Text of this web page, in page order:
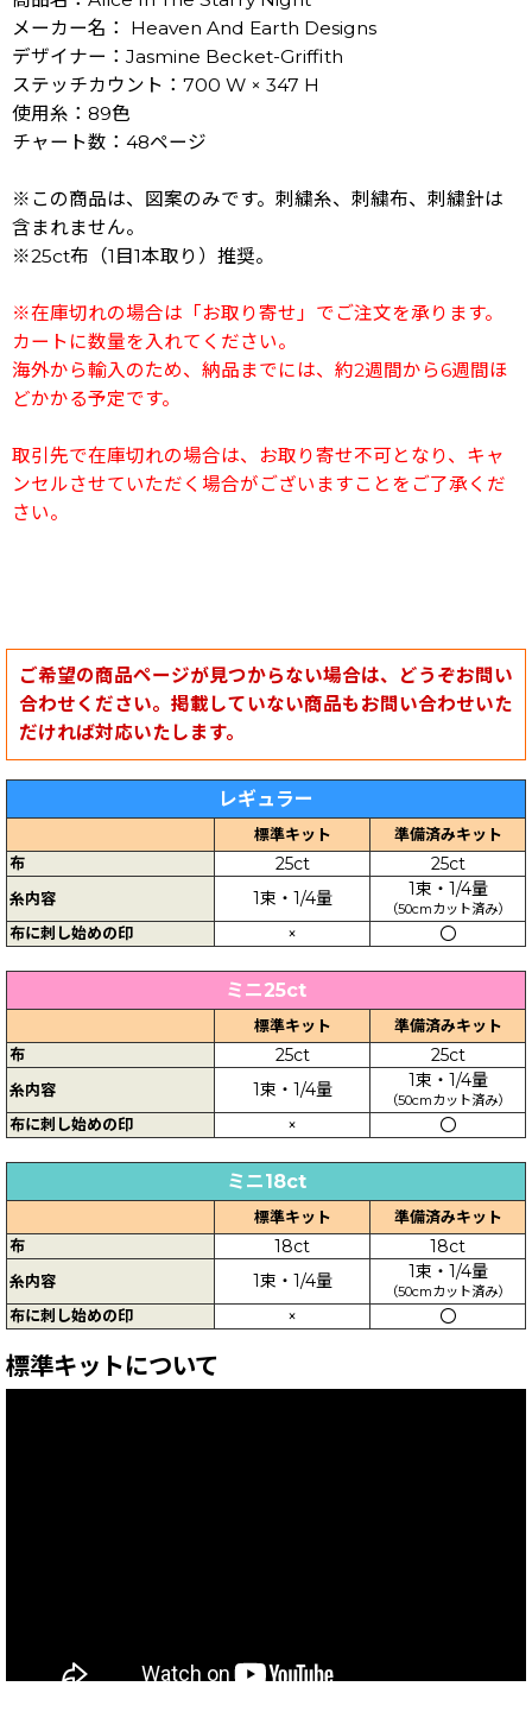
メーカー名： Heaven And Earth Designs
デザイナー：Jasmine Becket-Griffith
ステッチカウント：700 W × 347 H
使用糸：89色
チャート数：48ページ
※この商品は、図案のみです。刺繍糸、刺繍布、刺繍針は
含まれません。
※25ct布（1目1本取り）推奨。
※在庫切れの場合は「お取り寄せ」でご注文を承ります。
カートに数量を入れてください。
海外から輸入のため、納品までには、約2週間から6週間ほ
どかかる予定です。
取引先で在庫切れの場合は、お取り寄せ不可となり、キャ
ンセルさせていただく場合がございますことをご了承くだ
さい。
ご希望の商品ページが見つからない場合は、どうぞお問い
合わせください。掲載していない商品もお問い合わせいた
だければ対応いたします。
レギュラー
標準キット
準備済みキット
布
25ct 25ct
糸内容 1束・1/4量 1束・1/4量
（50cmカット済み）
布に刺し始めの印 × 〇
ミニ25ct
標準キット
準備済みキット
布
25ct 25ct
糸内容 1束・1/4量 1束・1/4量
（50cmカット済み）
布に刺し始めの印 × 〇
ミニ18ct
標準キット
準備済みキット
布
18ct 18ct
糸内容 1束・1/4量 1束・1/4量
（50cmカット済み）
布に刺し始めの印 × 〇
標準キットについて